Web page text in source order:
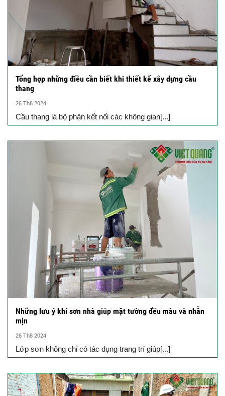
Tổng hợp những điều cần biết khi thiết kế xây dựng cầu
thang
26 Th8 2024
Cầu thang là bộ phận kết nối các không gian[...]
Những lưu ý khi sơn nhà giúp mặt tường đều màu và nhẵn
mịn
26 Th8 2024
Lớp sơn không chỉ có tác dụng trang trí giúp[...]